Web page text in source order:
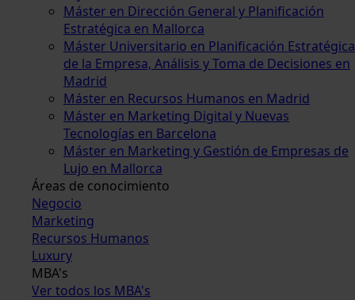
Máster en Dirección General y Planificación
Estratégica en Mallorca
Máster Universitario en Planificación Estratégica
de la Empresa, Análisis y Toma de Decisiones en
Madrid
Máster en Recursos Humanos en Madrid
Máster en Marketing Digital y Nuevas
Tecnologías en Barcelona
Máster en Marketing y Gestión de Empresas de
Lujo en Mallorca
Áreas de conocimiento
Negocio
Marketing
Recursos Humanos
Luxury
MBA's
Ver todos los MBA's